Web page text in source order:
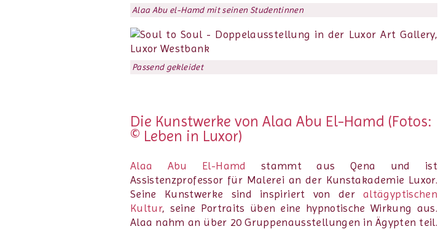
Alaa Abu el-Hamd mit seinen Studentinnen
Passend gekleidet
Die Kunstwerke von Alaa Abu El-Hamd (Fotos:
© Leben in Luxor)
Alaa Abu El-Hamd
stammt aus Qena und ist
Assistenzprofessor für Malerei an der Kunstakademie Luxor.
Seine Kunstwerke sind inspiriert von deraltägyptischen
Kultur, seine Portraits üben eine hypnotische Wirkung aus.
Alaa nahm an über 20 Gruppenausstellungen in Ägypten teil.